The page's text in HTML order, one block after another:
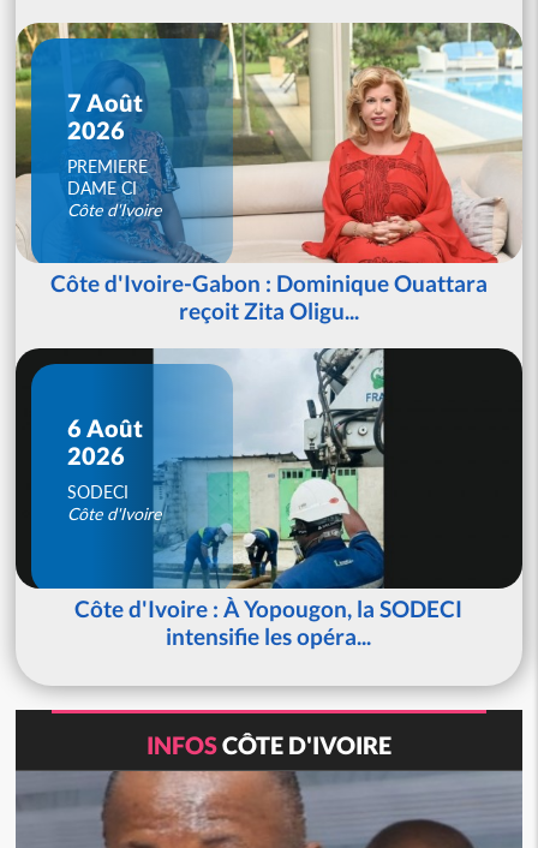
7 Août
2026
PREMIERE
DAME CI
Côte d'Ivoire
Côte d'Ivoire-Gabon : Dominique Ouattara
reçoit Zita Oligu...
6 Août
2026
SODECI
Côte d'Ivoire
Côte d'Ivoire : À Yopougon, la SODECI
intensifie les opéra...
INFOSCÔTE D'IVOIRE